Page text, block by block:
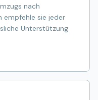
nach
empfehle sie jeder
Unterstützung